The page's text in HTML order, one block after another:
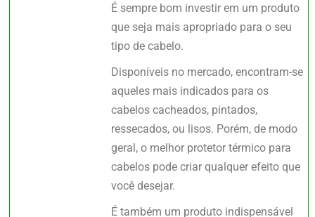
É sempre bom investir em um produto
que seja mais apropriado para o seu
tipo de cabelo.
Disponíveis no mercado, encontram-se
aqueles mais indicados para os
cabelos cacheados, pintados,
ressecados, ou lisos. Porém, de modo
geral, o melhor protetor térmico para
cabelos pode criar qualquer efeito que
você desejar.
É também um produto indispensável